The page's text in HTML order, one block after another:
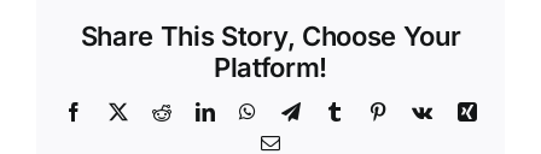
Share This Story, Choose Your
Platform!
Facebook
X RedditLinkedInWhatsApp
TelegramTumblr Pinterest
Vk
Xing
Email